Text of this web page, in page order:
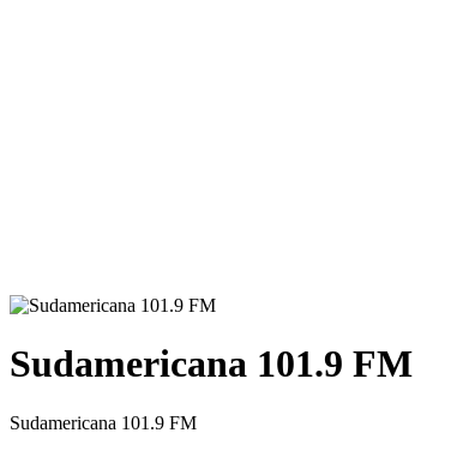
Sudamericana 101.9 FM
Sudamericana 101.9 FM